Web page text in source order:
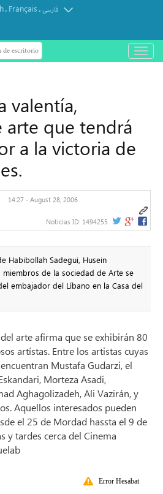
. Français.فارسی
de escritorio
باز
و
valentía,
arte que tendrá
a la victoria de
14:27 - August 28, 2006
Noticias ID: 1494255
Habibollah Sadegui, Husein
de la sociedad de Arte se
embajador del Líbano en la Casa del
arte afirma que se exhibirán 80
artístas. Entre los artistas cuyas
Mustafa Gudarzi, el
Morteza Asadi,
Aghagolizadeh, Ali Vazirán, y
Aquellos interesados pueden
el 25 de Mordad hassta el 9 de
y tardes cerca del Cinema
Error Hesabat